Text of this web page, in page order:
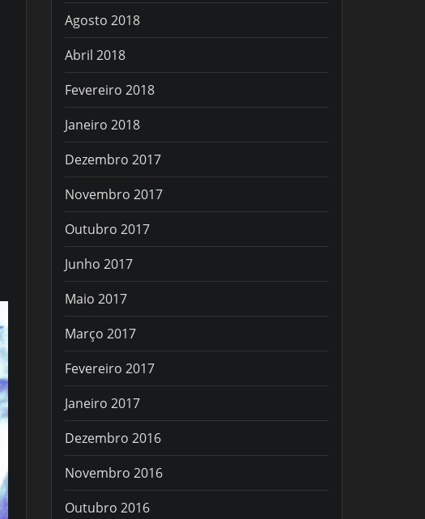
Agosto 2018
Abril 2018
Fevereiro 2018
Janeiro 2018
Dezembro 2017
Novembro 2017
Outubro 2017
Junho 2017
Maio 2017
Março 2017
Fevereiro 2017
Janeiro 2017
Dezembro 2016
Novembro 2016
Outubro 2016